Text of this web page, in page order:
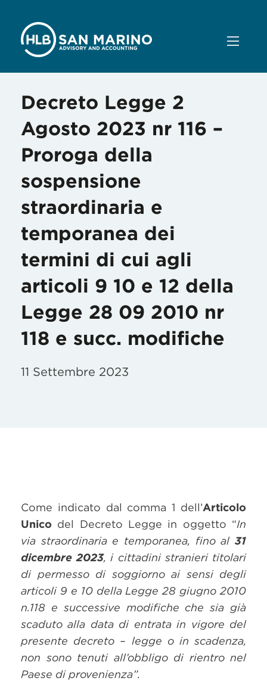
Decreto Legge 2
Agosto 2023 nr 116 –
Proroga della
sospensione
straordinaria e
temporanea dei
termini di cui agli
articoli 9 10 e 12 della
Legge 28 09 2010 nr
118 e succ. modifiche
11 Settembre 2023
Come indicato dal comma 1 dell’Articolo
Unico del Decreto Legge in oggetto “In
via straordinaria e temporanea, fino al 31
dicembre 2023, i cittadini stranieri titolari
di permesso di soggiorno ai sensi degli
articoli 9 e 10 della Legge 28 giugno 2010
n.118 e successive modifiche che sia già
scaduto alla data di entrata in vigore del
presente decreto – legge o in scadenza,
non sono tenuti all’obbligo di rientro nel
Paese di provenienza”.